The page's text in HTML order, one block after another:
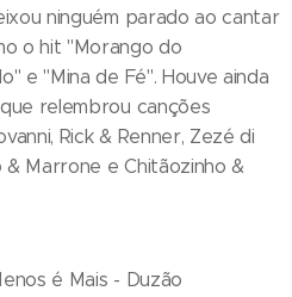
ninguém parado ao cantar
o hit "Morango do
e "Mina de Fé". Houve ainda
relembrou canções
Rick & Renner, Zezé di
& Marrone e Chitãozinho &
é Mais - Duzão